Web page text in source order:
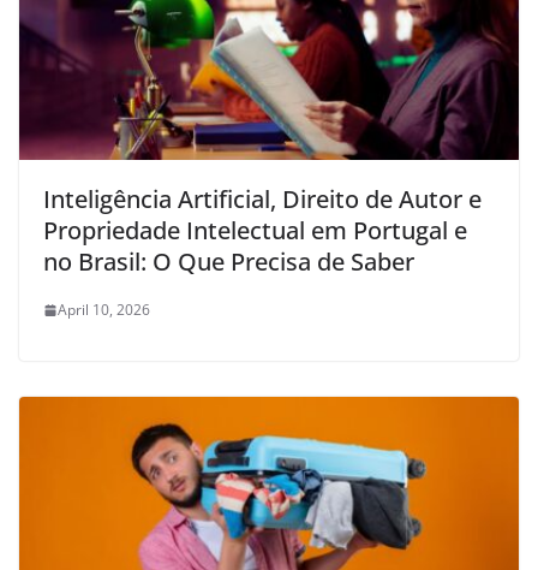
Inteligência Artificial, Direito de Autor e
Propriedade Intelectual em Portugal e
no Brasil: O Que Precisa de Saber
April 10, 2026